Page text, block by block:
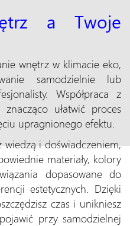
a Twoje
wnętrz w klimacie eko,
samodzielnie lub
Współpraca z
ułatwić proces
upragnionego efektu.
i doświadczeniem,
materiały, kolory
dopasowane do
estetycznych. Dzięki
czas i unikniesz
przy samodzielnej